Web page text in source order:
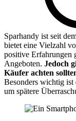
Sparhandy ist seit
bietet eine Vielzahl
positive Erfahrungen
Angeboten. Jedoch
Käufer achten
Besonders wichtig ist
um spätere